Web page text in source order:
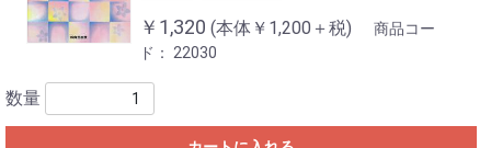
￥1,320 (本体￥1,200＋税)
商品コー
ド： 22030
数量